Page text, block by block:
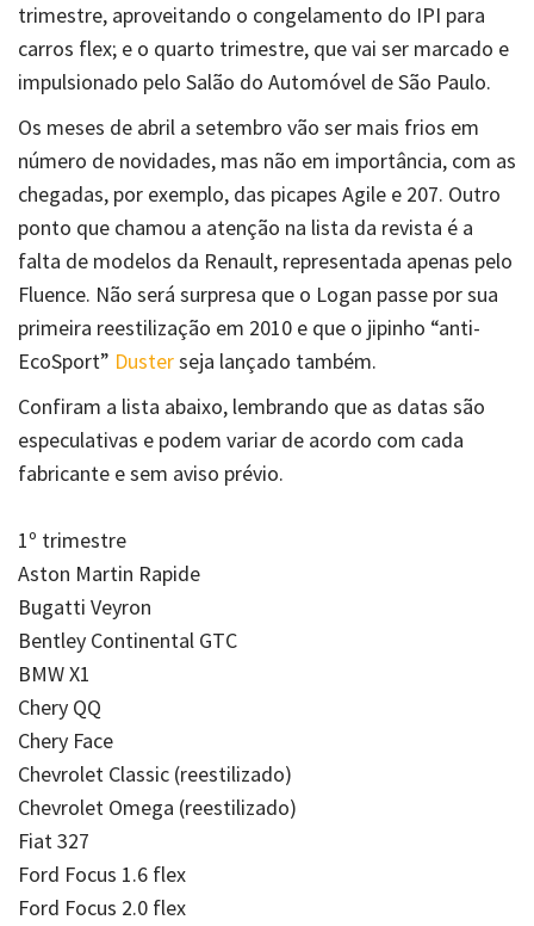
trimestre, aproveitando o congelamento do IPI para
carros flex; e o quarto trimestre, que vai ser marcado e
impulsionado pelo Salão do Automóvel de São Paulo.
Os meses de abril a setembro vão ser mais frios em
número de novidades, mas não em importância, com as
chegadas, por exemplo, das picapes Agile e 207. Outro
ponto que chamou a atenção na lista da revista é a
falta de modelos da Renault, representada apenas pelo
Fluence. Não será surpresa que o Logan passe por sua
primeira reestilização em 2010 e que o jipinho “anti-
EcoSport” Dusterseja lançado também.
Confiram a lista abaixo, lembrando que as datas são
especulativas e podem variar de acordo com cada
fabricante e sem aviso prévio.
1º trimestre
Aston Martin Rapide
Bugatti Veyron
Bentley Continental GTC
BMW X1
Chery QQ
Chery Face
Chevrolet Classic (reestilizado)
Chevrolet Omega (reestilizado)
Fiat 327
Ford Focus 1.6 flex
Ford Focus 2.0 flex